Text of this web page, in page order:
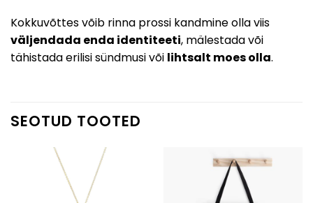
Kokkuvõttes võib rinna prossi kandmine olla viis
väljendada enda identiteeti, mälestada või
tähistada erilisi sündmusi või lihtsalt moes olla.
SEOTUD TOOTED